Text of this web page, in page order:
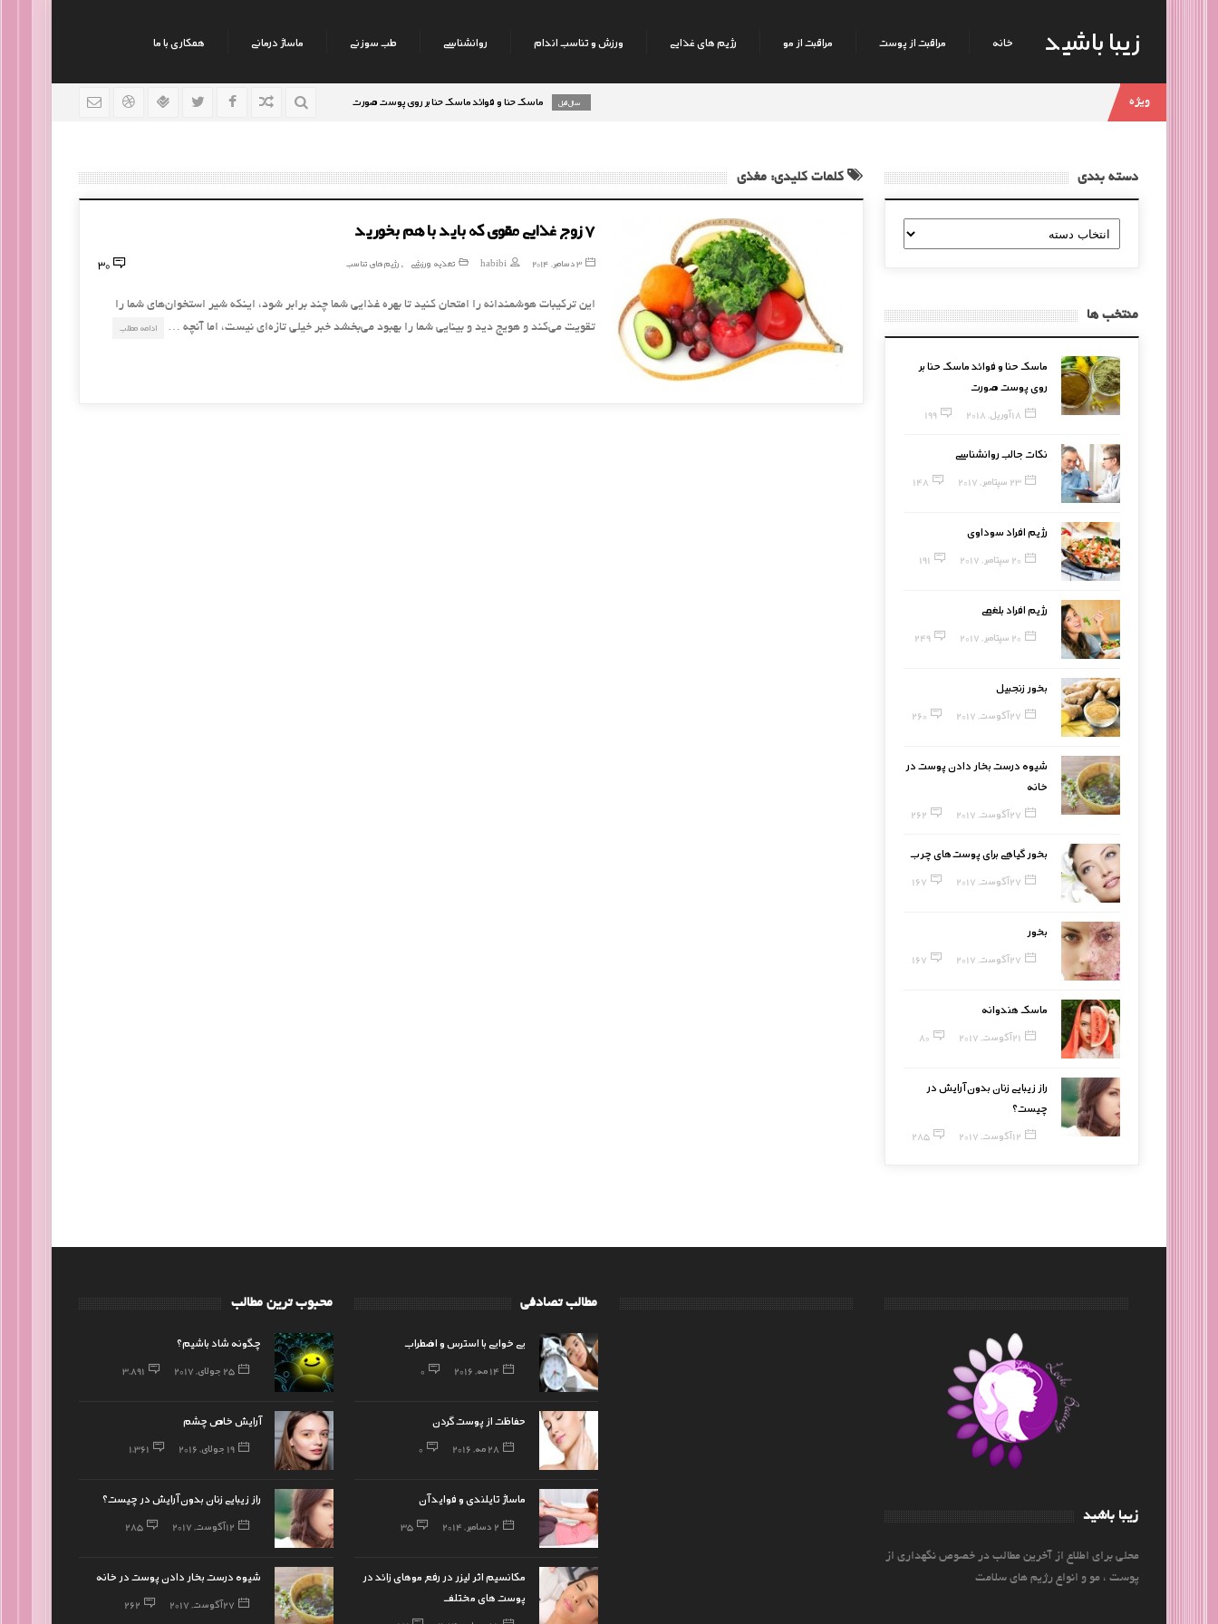
زیبا باشید خانه مراقبت از پوست مراقبت از مو رژیم های غذایی ورزش و تناسب اندام روانشناسی طب سوزنی ماساژ درمانی همکاری با ما
ویژه ماسک حنا و فوائد ماسک حنا بر روی پوست صورت نکات جالب روانشناسی رژیم افراد سوداوی
کلمات کلیدی: مغذی
7 زوج غذایی مقوی که باید با هم بخورید
3 دسامبر, 2014 habibi تغذیه ورزشی ,رژیم های تناسب 30
این ترکیبات هوشمندانه را امتحان کنید تا بهره غذایی شما چند برابر شود، اینکه شیر استخوان‌های شما را
تقویت می‌کند و هویج دید و بینایی شما را بهبود می‌بخشد خبر خیلی تازه‌ای نیست، اما آنچه …
ادامه مطلب
دسته بندی
دسته
بندی
منتخب ها
ماسک حنا و فوائد ماسک حنا بر
روی پوست صورت
18 آوریل, 2018 199
نکات جالب روانشناسی
23 سپتامبر, 2017 148
رژیم افراد سوداوی
20 سپتامبر, 2017 191
رژیم افراد بلغمی
20 سپتامبر, 2017 249
بخور زنجبیل
27 آگوست, 2017 260
شیوه درست بخار دادن پوست در
خانه
27 آگوست, 2017 262
بخور گیاهی برای پوست‌های چرب
27 آگوست, 2017 167
بخور
27 آگوست, 2017 167
ماسک هندوانه
21 آگوست, 2017 80
راز زیبایی زنان بدون آرایش در
چیست؟
12 آگوست, 2017 285
محبوب ترین مطالب
چگونه شاد باشیم؟
25 جولای, 2017 3,891
آرایش خاص چشم
19 جولای, 2016 1,361
راز زیبایی زنان بدون آرایش در چیست؟
12 آگوست, 2017 285
شیوه درست بخار دادن پوست در خانه
27 آگوست, 2017 262
مطالب تصادفی
بی خوابی با استرس و اضطراب
14 مه, 2016 0
حفاظت از پوست گردن
28 مه, 2016 0
ماساژ تایلندی و فواید آن
2 دسامبر, 2014 35
مکانسیم اثر لیزر در رفع موهای زائد در
پوست های مختلف
زیبا باشید
محلی برای اطلاع از آخرین مطالب در خصوص نگهداری از
پوست ، مو و انواع رژیم های سلامت